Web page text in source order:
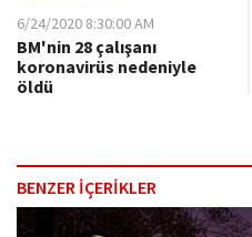
6/24/2020 8:30:00 AM
BM'nin 28 çalışanı
koronavirüs nedeniyle
öldü
BENZER İÇERİKLER